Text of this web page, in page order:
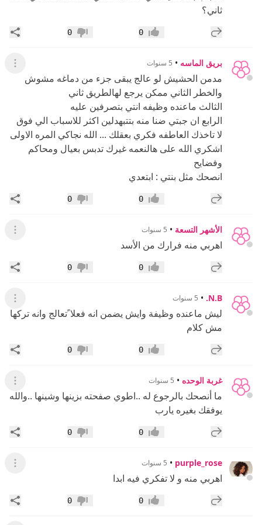
ثاني؟
إضافة رد جديد إعجاب0 عدم إعجاب
0
بريق الماسه • 5 سنوات عرض
مدمن الحشيش لو عالج يبقى جزء من دماغه مشوش
والخطر الثاني ممكن يرجع لهالطريق ثاني
الثالث ماعنده وظيفه انتي بتصرفين عليه
الرابع ان جبتي ضنا منه بتتبهدلين اكثر للاسباب الي فوق
لا تاخذك العاطفه فكري بعقلك ... الله نجاكي المره الاولى
اشكري الله على هالنعمه غيرك تدبس بعيال ومحاكم
وفضايح
انصحك مثل بنتي : ابتعدي
إضافة رد جديد إعجاب0 عدم إعجاب
0
الأشهر التسعة • 5 سنوات عرض
اهربي منه فرارك من الأسد
إضافة رد جديد إعجاب0 عدم إعجاب
0
N.B.
• 5 سنوات عرض
ليش ماعنده وظيفة وايش يضمن انه فعلا ًتعالج وانه تركها
مش كلام
إضافة رد جديد إعجاب0 عدم إعجاب
0
غربة الوحده • 5 سنوات عرض
ما أنصحك بالرجوع له ..اطوي صفحته بزينها وشينها ..والله
يوفقك بغيره يارب
إضافة رد جديد إعجاب0 عدم إعجاب
0
purple_rose
• 5 سنوات عرض
اهربي منه و لا تفكري فيه ابدا
إضافة رد جديد إعجاب0 عدم إعجاب
0